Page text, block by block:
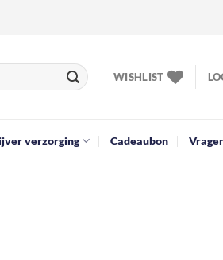
WISHLIST
verzorging Cadeaubon